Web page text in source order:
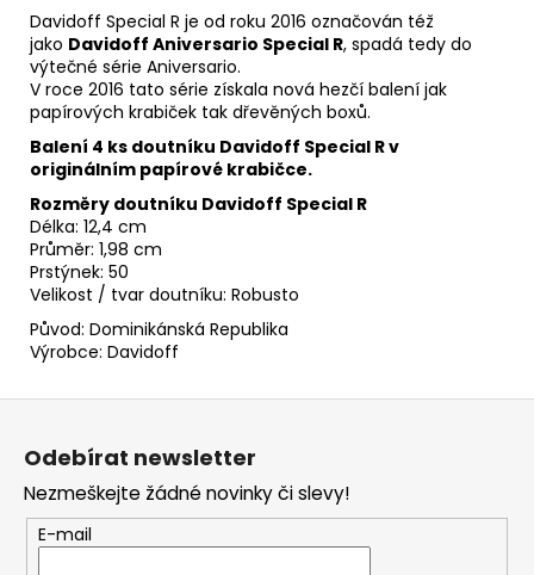
Davidoff Special R je od roku 2016 označován též
jako Davidoff Aniversario Special R, spadá tedy do
výtečné série Aniversario.
V roce 2016 tato série získala nová hezčí balení jak
papírových krabiček tak dřevěných boxů.
Balení 4 ks doutníku Davidoff Special R v
originálním papírové krabičce.
Rozměry doutníku Davidoff Special R
Délka: 12,4 cm
Průměr: 1,98 cm
Prstýnek: 50
Velikost / tvar doutníku: Robusto
Původ: Dominikánská Republika
Výrobce: Davidoff
Z
Odebírat newsletter
Nezmeškejte žádné novinky či slevy!
E-mail